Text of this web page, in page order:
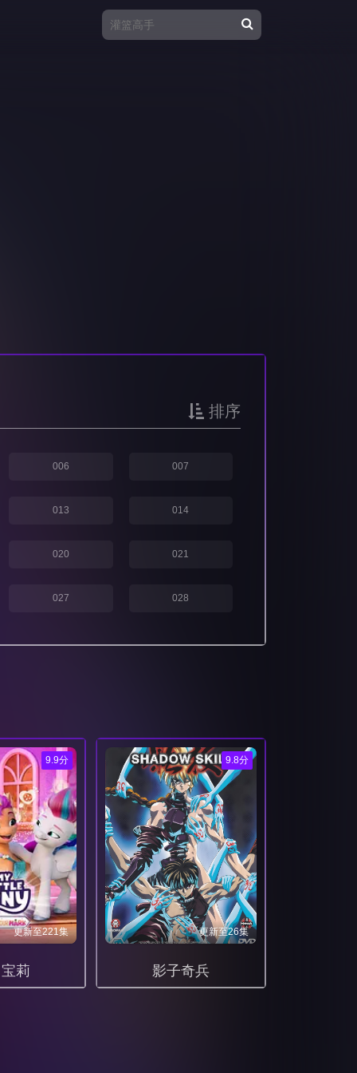
排序
006 007
013 014
020 021
027 028
034 035
055 056
062 063
069 070
076 077
9.9分
更新至221集
莉
9.8分
更新至26集
影子奇兵